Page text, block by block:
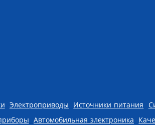
Электроприводы Источники питания
Автомобильная электроника